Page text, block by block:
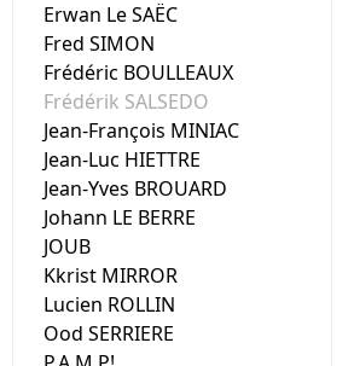
Erwan Le SAËC
Fred SIMON
Frédéric BOULLEAUX
Frédérik SALSEDO
Jean-François MINIAC
Jean-Luc HIETTRE
Jean-Yves BROUARD
Johann LE BERRE
JOUB
Kkrist MIRROR
Lucien ROLLIN
Ood SERRIERE